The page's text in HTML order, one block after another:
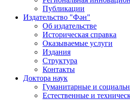
Публикации
Издательство "Фән"
Об издательстве
Историческая справка
Оказываемые услуги
Издания
Структура
Контакты
Доктора наук
Гуманитарные и
Естественные и